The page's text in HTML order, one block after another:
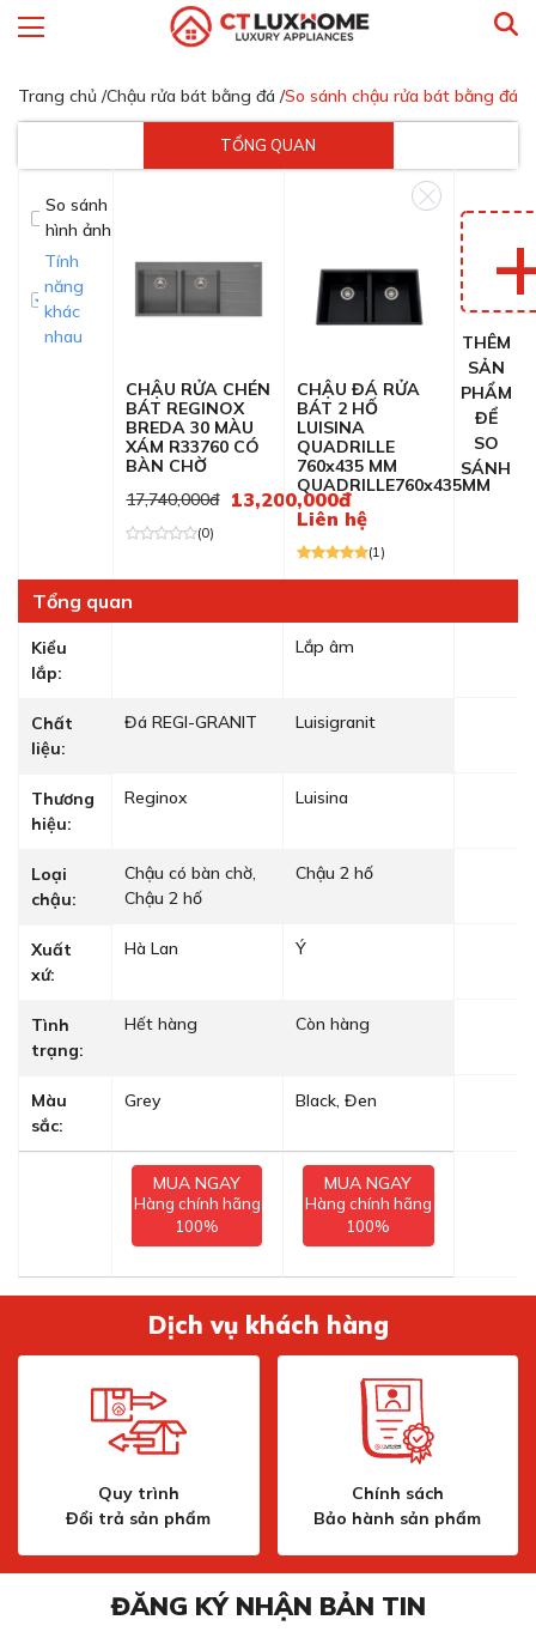
Trang chủ /Chậu rửa bát bằng đá /So sánh chậu rửa bát bằng đá
TỔNG QUAN
So sánh
hình ảnh
Tính
năng
khác
nhau
CHẬU RỬA CHÉN
BÁT REGINOX
BREDA 30 MÀU
XÁM R33760 CÓ
BÀN CHỜ
17,740,000đ 13,200,000đ
(0)
CHẬU ĐÁ RỬA
BÁT 2 HỐ
LUISINA
QUADRILLE
760x435 MM
QUADRILLE760x435MM
Liên hệ
(1)
THÊM
SẢN
PHẨM
ĐỂ
SO
SÁNH
Tổng quan
Kiểu
lắp:
Lắp âm
Chất
liệu:
Đá REGI-GRANIT Luisigranit
Thương
hiệu:
Reginox Luisina
Loại
chậu:
Chậu có bàn chờ,
Chậu 2 hố
Chậu 2 hố
Xuất
xứ:
Hà Lan Ý
Tình
trạng:
Hết hàng Còn hàng
Màu
sắc:
Grey Black, Đen
MUA NGAY
Hàng chính hãng
100%
MUA NGAY
Hàng chính hãng
100%
Dịch vụ khách hàng
Quy trình
Đổi trả sản phẩm
Chính sách
Bảo hành sản phẩm
ĐĂNG KÝ NHẬN BẢN TIN